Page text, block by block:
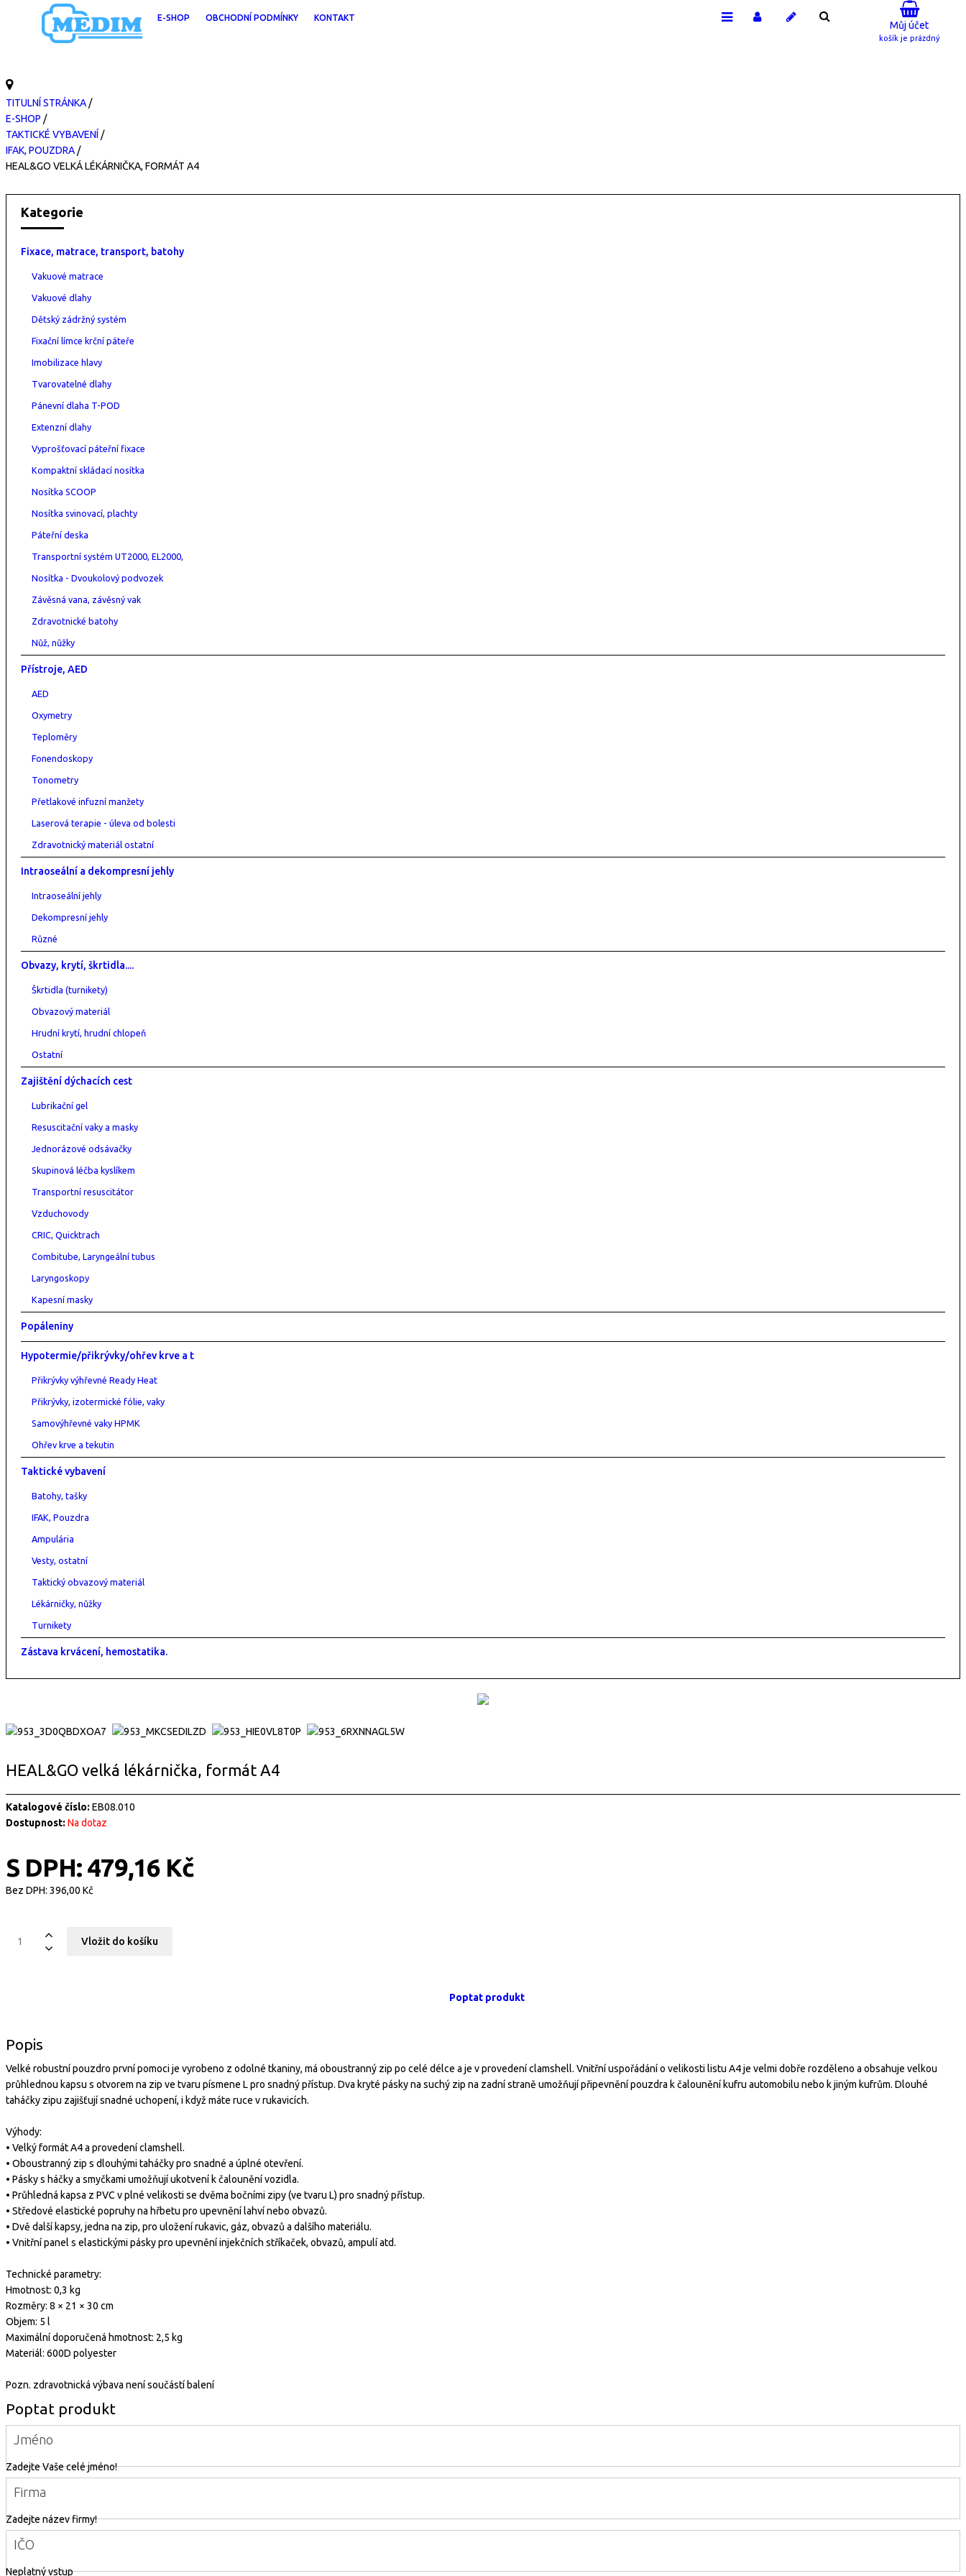
Můj účet
košík je prázdný
E-SHOP OBCHODNÍ PODMÍNKY KONTAKT
TITULNÍ STRÁNKA /
E-SHOP /
TAKTICKÉ VYBAVENÍ /
IFAK, POUZDRA /
HEAL&GO VELKÁ LÉKÁRNIČKA, FORMÁT A4
Kategorie
Fixace, matrace, transport, batohy
Vakuové matrace
Vakuové dlahy
Dětský zádržný systém
Fixační límce krční páteře
Imobilizace hlavy
Tvarovatelné dlahy
Pánevní dlaha T-POD
Extenzní dlahy
Vyprošťovací páteřní fixace
Kompaktní skládací nosítka
Nosítka SCOOP
Nosítka svinovací, plachty
Páteřní deska
Transportní systém UT2000, EL2000,
Nosítka - Dvoukolový podvozek
Závěsná vana, závěsný vak
Zdravotnické batohy
Nůž, nůžky
Přístroje, AED
AED
Oxymetry
Teploměry
Fonendoskopy
Tonometry
Přetlakové infuzní manžety
Laserová terapie - úleva od bolesti
Zdravotnický materiál ostatní
Intraoseální a dekompresní jehly
Intraoseální jehly
Dekompresní jehly
Různé
Obvazy, krytí, škrtidla....
Škrtidla (turnikety)
Obvazový materiál
Hrudní krytí, hrudní chlopeň
Ostatní
Zajištění dýchacích cest
Lubrikační gel
Resuscitační vaky a masky
Jednorázové odsávačky
Skupinová léčba kyslíkem
Transportní resuscitátor
Vzduchovody
CRIC, Quicktrach
Combitube, Laryngeální tubus
Laryngoskopy
Kapesní masky
Popáleniny
Hypotermie/přikrývky/ohřev krve a t
Přikrývky výhřevné Ready Heat
Přikrývky, izotermické fólie, vaky
Samovýhřevné vaky HPMK
Ohřev krve a tekutin
Taktické vybavení
Batohy, tašky
IFAK, Pouzdra
Ampulária
Vesty, ostatní
Taktický obvazový materiál
Lékárničky, nůžky
Turnikety
Zástava krvácení, hemostatika.
HEAL&GO velká lékárnička, formát A4
Katalogové číslo: EB08.010
Dostupnost: Na dotaz
S DPH: 479,16 Kč
Bez DPH: 396,00 Kč
Poptat produkt
Popis
Velké robustní pouzdro první pomoci je vyrobeno z odolné tkaniny, má oboustranný zip po celé délce a je v provedení clamshell. Vnitřní uspořádání o velikosti listu A4 je velmi dobře rozděleno a obsahuje velkou
průhlednou kapsu s otvorem na zip ve tvaru písmene L pro snadný přístup. Dva kryté pásky na suchý zip na zadní straně umožňují připevnění pouzdra k čalounění kufru automobilu nebo k jiným kufrům. Dlouhé
taháčky zipu zajišťují snadné uchopení, i když máte ruce v rukavicích.
Výhody:
• Velký formát A4 a provedení clamshell.
• Oboustranný zip s dlouhými taháčky pro snadné a úplné otevření.
• Pásky s háčky a smyčkami umožňují ukotvení k čalounění vozidla.
• Průhledná kapsa z PVC v plné velikosti se dvěma bočními zipy (ve tvaru L) pro snadný přístup.
• Středové elastické popruhy na hřbetu pro upevnění lahví nebo obvazů.
• Dvě další kapsy, jedna na zip, pro uložení rukavic, gáz, obvazů a dalšího materiálu.
• Vnitřní panel s elastickými pásky pro upevnění injekčních stříkaček, obvazů, ampulí atd.
Technické parametry:
Hmotnost: 0,3 kg
Rozměry: 8 × 21 × 30 cm
Objem: 5 l
Maximální doporučená hmotnost: 2,5 kg
Materiál: 600D polyester
Pozn. zdravotnická výbava není součástí balení
Poptat produkt
Jméno
Zadejte Vaše celé jméno!
Firma
Zadejte název firmy!
IČO
Neplatný vstup